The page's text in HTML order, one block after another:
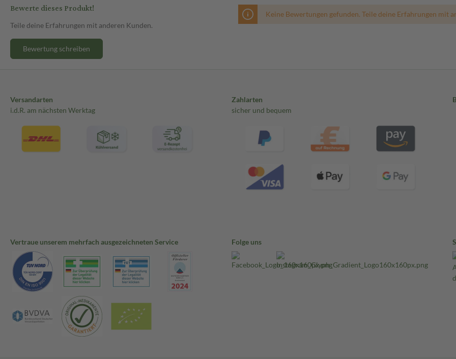
Bewerte dieses Produkt!
Teile deine Erfahrungen mit anderen Kunden.
Bewertung schreiben
Keine Bewertungen gefunden. Teile deine Erfahrungen mit
Versandarten
i.d.R. am nächsten Werktag
Zahlarten
sicher und bequem
Vertraue unserem mehrfach ausgezeichneten Service Folge uns